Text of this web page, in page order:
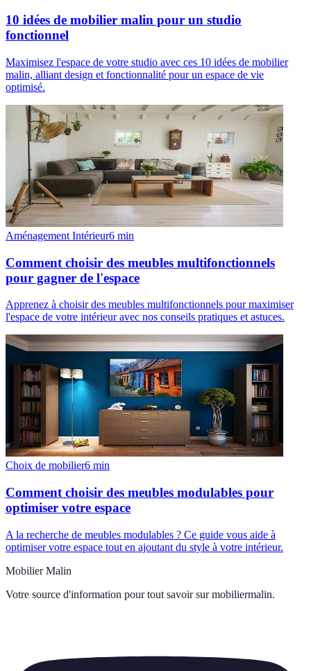
10 idées de mobilier malin pour un studio
fonctionnel
Maximisez l'espace de votre studio avec ces 10 idées de mobilier
malin, alliant design et fonctionnalité pour un espace de vie
optimisé.
Aménagement Intérieur6 min
Comment choisir des meubles multifonctionnels
pour gagner de l'espace
Apprenez à choisir des meubles multifonctionnels pour maximiser
l'espace de votre intérieur avec nos conseils pratiques et astuces.
Choix de mobilier6 min
Comment choisir des meubles modulables pour
optimiser votre espace
A la recherche de meubles modulables ? Ce guide vous aide à
optimiser votre espace tout en ajoutant du style à votre intérieur.
Mobilier Malin
Votre source d'information pour tout savoir sur mobiliermalin.